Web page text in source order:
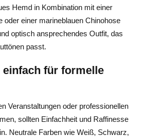
Hemd in Kombination mit einer
oder einer marineblauen Chinohose
optisch ansprechendes Outfit, das
passt.
einfach für formelle
Veranstaltungen oder professionellen
sollten Einfachheit und Raffinesse
Neutrale Farben wie Weiß, Schwarz,